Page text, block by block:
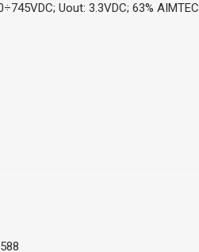
Uout: 3.3VDC; 63% AIMTEC